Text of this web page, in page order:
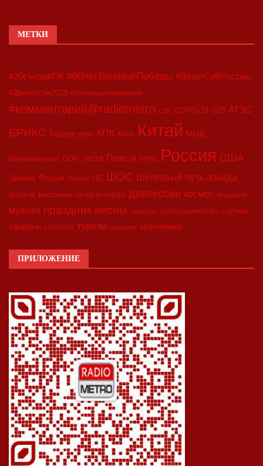
МЕТКИ
#20съездКПК #80летВеликойПобеды #ВизитСиВРоссию
#Двесессии2023 #Петербургскийдневник
#комментарий@radiometro CIIE COVID-19 G20 АТЭС
БРИКС Бодрое утро КПК Кино Китай МИД
Минкоммерции ООН ПМЭФ Пояс и путь Россия США
Тайвань Форум Харбин ЧС ШОС Шёлковый путь азиада
встреча выставка гала-концерт двесессии космос медицина
музыка праздник весны синьцзян сотрудничество спутник
тайвань торговля туризм экология экономика
ПРИЛОЖЕНИЕ